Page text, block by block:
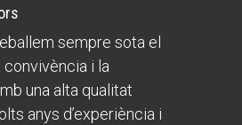
sempre sota el
convivència i la
una alta qualitat
anys d’experiència i